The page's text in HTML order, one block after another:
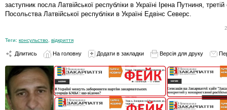
заступник посла Латвійської республіки в Україні Ірена Путниня,
Посольства Латвійської республіки в Україні Едвінс Северс.
Теги: консульство відкриття
Ділитись На головну Додати в закладки Версія для друку